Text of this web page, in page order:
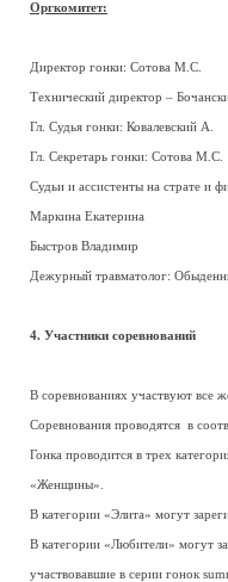
Оргкомитет:
Директор гонки: Сотова М.С.
Технический директор –
Гл. Судья гонки: Ковалевский А.
Гл. Секретарь гонки: Сотова М.С.
Судьи и ассистенты на страте и
Маркина Екатерина
Быстров Владимир
Дежурный травматолог:
4. Участники соревнований
В соревнованиях участвуют все
Соревнования проводятся в
Гонка проводится в трех
«Женщины».
В категории «Элита» могут
В категории «Любители» могут
участвовавшие в серии гонок